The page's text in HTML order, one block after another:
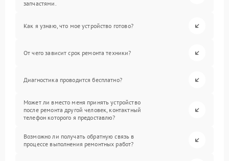
запчастями.
Как я узнаю, что мое устройство готово?
От чего зависит срок ремонта техники?
Диагностика проводится бесплатно?
Может ли вместо меня принять устройство
после ремонта другой человек, контактный
телефон которого я предоставлю?
Возможно ли получать обратную связь в
процессе выполнения ремонтных работ?